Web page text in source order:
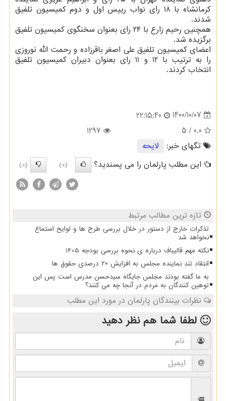
کرمانشاه با ۱۸ رای نواب رییس اول و دوم کمیسیون تلفیق
شدند.
همچنین رحیم زارع با ۲۴ رای بعنوان سخنگوی کمیسیون تلفیق
برگزیده شد.
اعضای کمیسیون تلفیق علی اصغر باقرزاده و رحمت الله نوروزی
را به ترتیب با ۱۲ و ۱۱ رای بعنوان دبیران کمیسیون تلفیق
انتخاب کردند.
1400/10/07
22:15:40
0.0
/ 5
1297
تگهای خبر:
لایحه
این مطلب پارلمان را می پسندید؟
(0)
(0)
تازه ترین مطالب مرتبط
تذکرات خارج از دستور در خلال بررسی طرح ها و لوایح استماع
نخواهد شد
نکته مهم قالیباف درباره ی نحوه بررسی بودجه 1405
انتقاد تند نماینده مجلس به افزایش ۲۰ درصدی حقوق ها
به ما گفته بودند مجلس جایگاه سیدحسن مدرس است پس این
توهین کنندگان به مردم در آنجا چه می کنند؟
نظرات بینندگان پارلمان در مورد این مطلب
لطفا شما همنظر دهید